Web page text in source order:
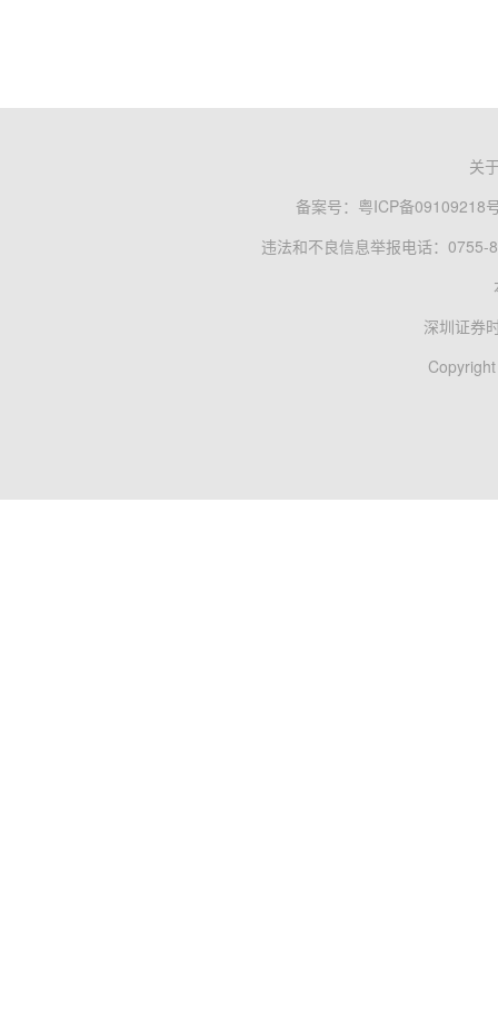
关
备案号： 粤ICP备09109218
违法和不良信息举报电话：0755-
深圳证券